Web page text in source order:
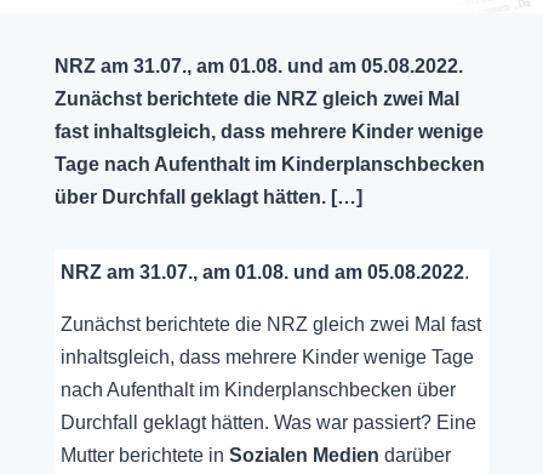
NRZ am 31.07., am 01.08. und am 05.08.2022.
Zunächst berichtete die NRZ gleich zwei Mal
fast inhaltsgleich, dass mehrere Kinder wenige
Tage nach Aufenthalt im Kinderplanschbecken
über Durchfall geklagt hätten. […]
NRZ am 31.07., am 01.08. und am 05.08.2022.
Zunächst berichtete die NRZ gleich zwei Mal fast
inhaltsgleich, dass mehrere Kinder wenige Tage
nach Aufenthalt im Kinderplanschbecken über
Durchfall geklagt hätten. Was war passiert? Eine
Mutter berichtete in Sozialen Medien darüber